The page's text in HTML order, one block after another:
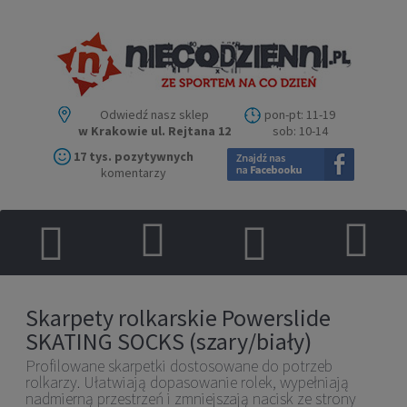
Odwiedź nasz sklep
w Krakowie ul. Rejtana 12
pon-pt: 11-19
sob: 10-14
17 tys. pozytywnych
komentarzy
Skarpety rolkarskie Powerslide
SKATING SOCKS (szary/biały)
Profilowane skarpetki dostosowane do potrzeb
rolkarzy. Ułatwiają dopasowanie rolek, wypełniają
nadmierną przestrzeń i zmniejszają nacisk ze strony